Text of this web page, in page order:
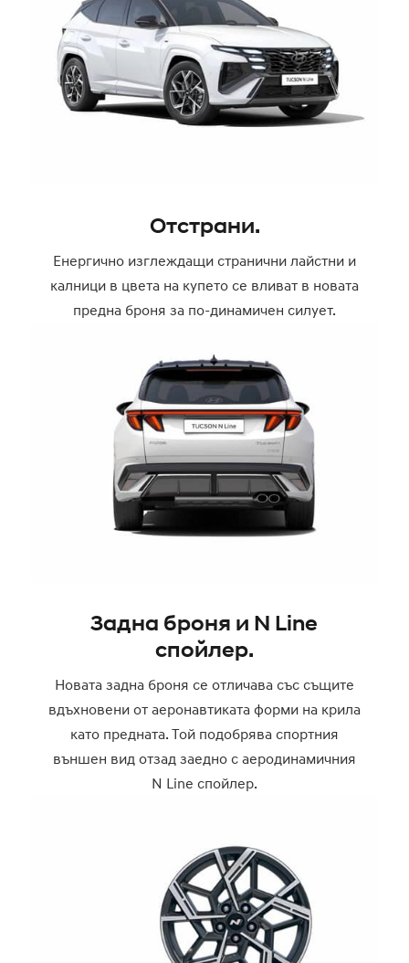
Отстрани.
Енергично изглеждащи странични лайстни и
калници в цвета на купето се вливат в новата
предна броня за по-динамичен силует.
Задна броня и N Line
спойлер.
Новата задна броня се отличава със същите
вдъхновени от аеронавтиката форми на крила
като предната. Той подобрява спортния
външен вид отзад заедно с аеродинамичния
N Line спойлер.